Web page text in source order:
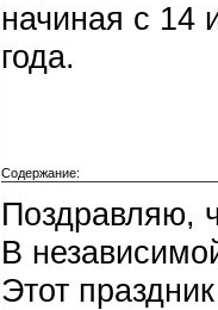
начиная с 14
года.
Содержание:
Поздравляю,
В
Этот